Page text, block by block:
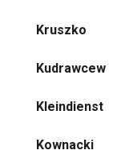
Kruszko
Kudrawcew
Kleindienst
Kownacki